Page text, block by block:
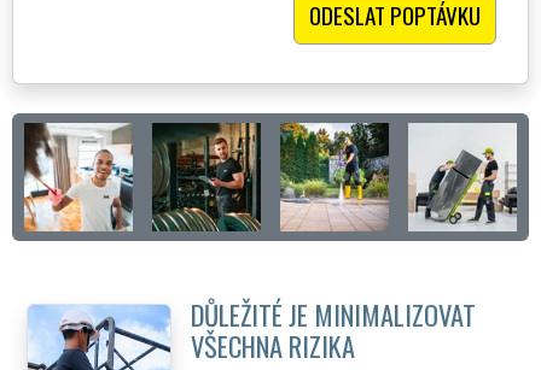
DŮLEŽITÉ JE MINIMALIZOVAT
VŠECHNA RIZIKA